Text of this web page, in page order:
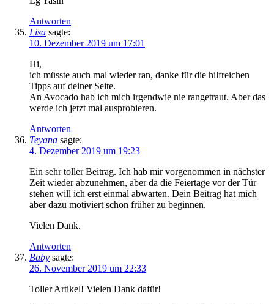
Antworten
Lisa sagte:
10. Dezember 2019 um 17:01
Hi,
ich müsste auch mal wieder ran, danke für die hilfreichen
Tipps auf deiner Seite.
An Avocado hab ich mich irgendwie nie rangetraut. Aber das
werde ich jetzt mal ausprobieren.
Antworten
Teyana sagte:
4. Dezember 2019 um 19:23
Ein sehr toller Beitrag. Ich hab mir vorgenommen in nächster
Zeit wieder abzunehmen, aber da die Feiertage vor der Tür
stehen will ich erst einmal abwarten. Dein Beitrag hat mich
aber dazu motiviert schon früher zu beginnen.
Vielen Dank.
Antworten
Baby sagte:
26. November 2019 um 22:33
Toller Artikel! Vielen Dank dafür!